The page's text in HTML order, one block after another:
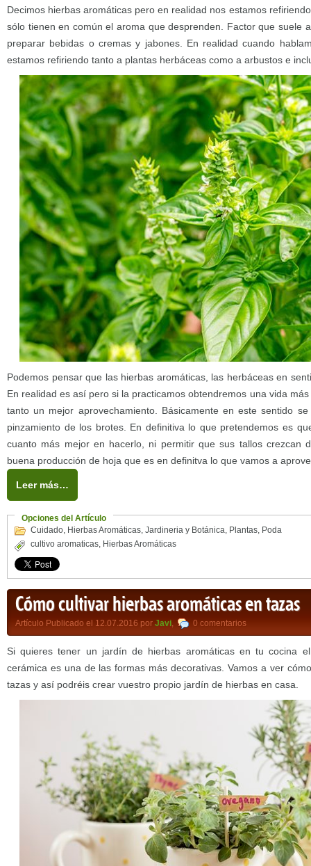
Decimos hierbas aromáticas pero en realidad nos estamos
sólo tienen en común el aroma que desprenden. Factor que suele
preparar bebidas o cremas y jabones. En realidad cuando
estamos refiriendo tanto a plantas herbáceas como a arbustos e
Podemos pensar que las hierbas aromáticas, las herbáceas en
En realidad es así pero si la practicamos obtendremos una vida
tanto un mejor aprovechamiento. Básicamente en este sentido
pinzamiento de los brotes. En definitiva lo que pretendemos es
cuanto más mejor en hacerlo, ni permitir que sus tallos crezcan
buena producción de hoja que es en definitva lo que vamos a
Leer más…
Opciones del Artículo
Cuidado, Hierbas Aromáticas, Jardineria y Botánica, Plantas, Poda
cultivo aromaticas, Hierbas Aromáticas
Cómo cultivar hierbas aromáticas en tazas
Artículo Publicado el 12.07.2016 por Javi, 0 comentarios
Si quieres tener un jardín de hierbas aromáticas en tu cocina
cerámica es una de las formas más decorativas. Vamos a ver
tazas y así podréis crear vuestro propio jardín de hierbas en casa.